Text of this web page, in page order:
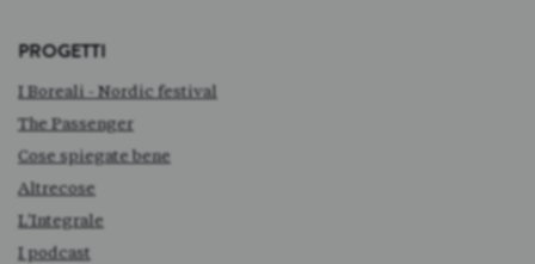
PROGETTI
I Boreali - Nordic festival
The Passenger
Cose spiegate bene
Altrecose
L'Integrale
I podcast